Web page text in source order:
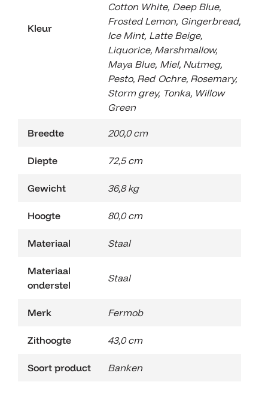
Kleur
Cotton White, Deep Blue,
Frosted Lemon, Gingerbread,
Ice Mint, Latte Beige,
Liquorice, Marshmallow,
Maya Blue, Miel, Nutmeg,
Pesto, Red Ochre, Rosemary,
Storm grey, Tonka, Willow
Green
Breedte 200,0 cm
Diepte 72,5 cm
Gewicht 36,8 kg
Hoogte 80,0 cm
Materiaal Staal
Materiaal
onderstel
Staal
Merk Fermob
Zithoogte 43,0 cm
Soort product Banken